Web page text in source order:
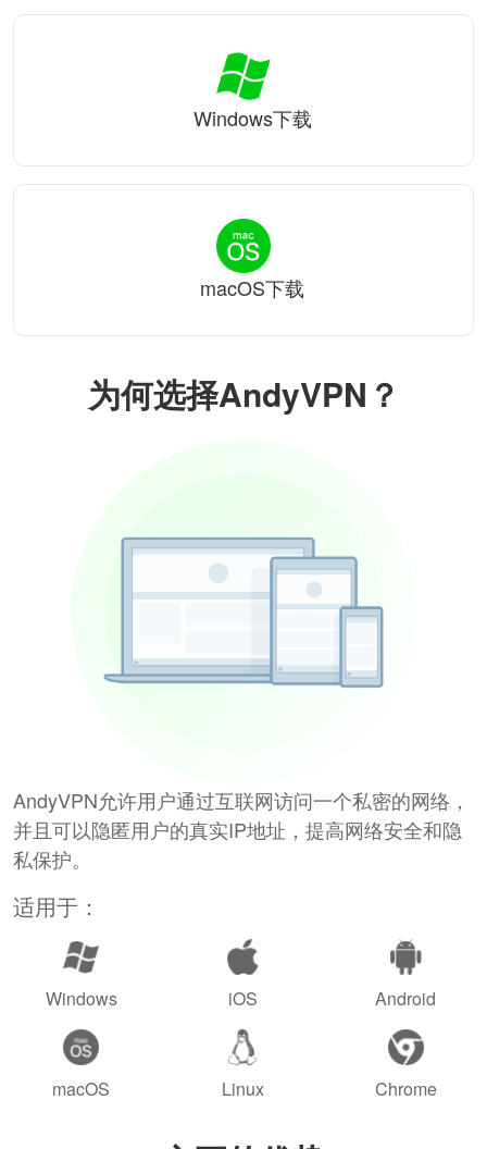
为何选择AndyVPN？
AndyVPN允许用户通过互联网访问一个私密的网络，
并且可以隐匿用户的真实IP地址，提高网络安全和隐
私保护。
适用于：
Windows iOS Android
macOS Linux Chrome
Windows下载
macOS下载